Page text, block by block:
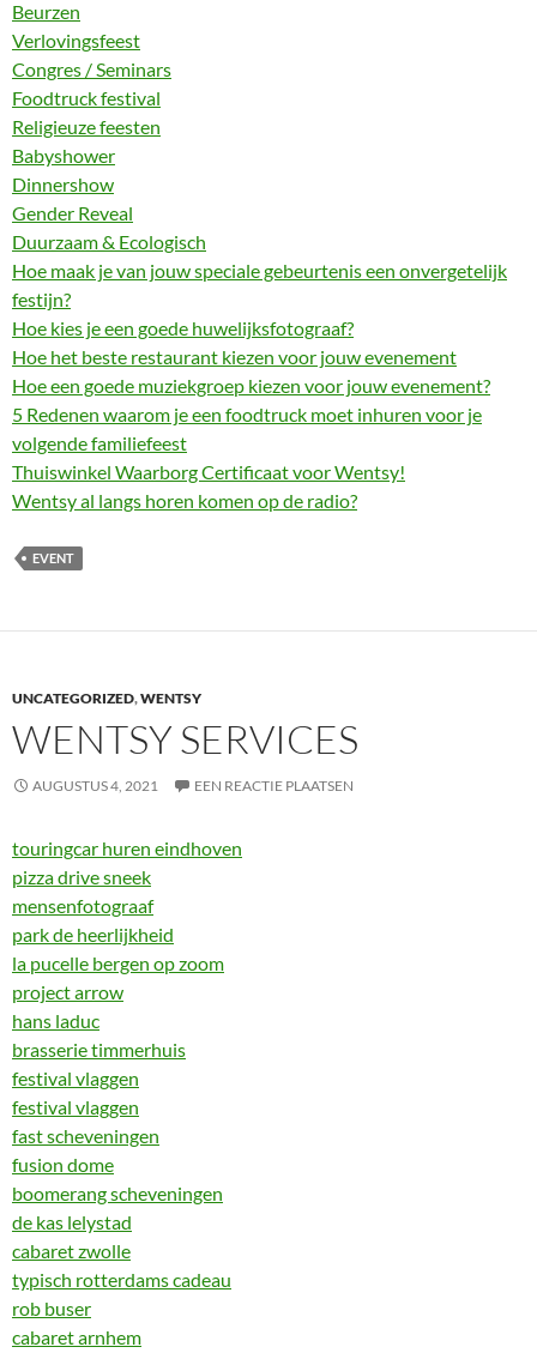
Beurzen
Verlovingsfeest
Congres / Seminars
Foodtruck festival
Religieuze feesten
Babyshower
Dinnershow
Gender Reveal
Duurzaam & Ecologisch
Hoe maak je van jouw speciale gebeurtenis een onvergetelijk
festijn?
Hoe kies je een goede huwelijksfotograaf?
Hoe het beste restaurant kiezen voor jouw evenement
Hoe een goede muziekgroep kiezen voor jouw evenement?
5 Redenen waarom je een foodtruck moet inhuren voor je
volgende familiefeest
Thuiswinkel Waarborg Certificaat voor Wentsy!
Wentsy al langs horen komen op de radio?
EVENT
UNCATEGORIZED,WENTSY
WENTSY SERVICES
AUGUSTUS 4, 2021 EEN REACTIE PLAATSEN
touringcar huren eindhoven
pizza drive sneek
mensenfotograaf
park de heerlijkheid
la pucelle bergen op zoom
project arrow
hans laduc
brasserie timmerhuis
festival vlaggen
festival vlaggen
fast scheveningen
fusion dome
boomerang scheveningen
de kas lelystad
cabaret zwolle
typisch rotterdams cadeau
rob buser
cabaret arnhem